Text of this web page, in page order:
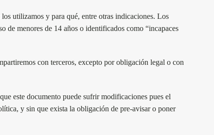
utilizamos y para qué, entre otras indicaciones. Los
de menores de 14 años o identificados como “incapaces
con terceros, excepto por obligación legal o con
este documento puede sufrir modificaciones pues el
y sin que exista la obligación de pre-avisar o poner